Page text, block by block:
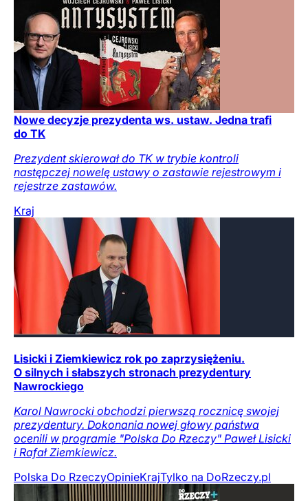
Nowe decyzje prezydenta ws. ustaw. Jedna trafi
do TK
Prezydent skierował do TK w trybie kontroli
następczej nowelę ustawy o zastawie rejestrowym i
rejestrze zastawów.
Kraj
Lisicki i Ziemkiewicz rok po zaprzysiężeniu.
O silnych i słabszych stronach prezydentury
Nawrockiego
Karol Nawrocki obchodzi pierwszą rocznicę swojej
prezydentury. Dokonania nowej głowy państwa
ocenili w programie "Polska Do Rzeczy" Paweł Lisicki
i Rafał Ziemkiewicz.
Polska Do RzeczyOpinieKrajTylko na DoRzeczy.pl